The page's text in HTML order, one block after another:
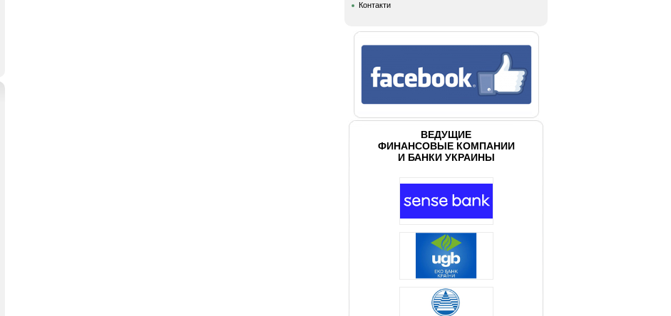
Контакти
ВЕДУЩИЕ
ФИНАНСОВЫЕ КОМПАНИИ
И БАНКИ УКРАИНЫ